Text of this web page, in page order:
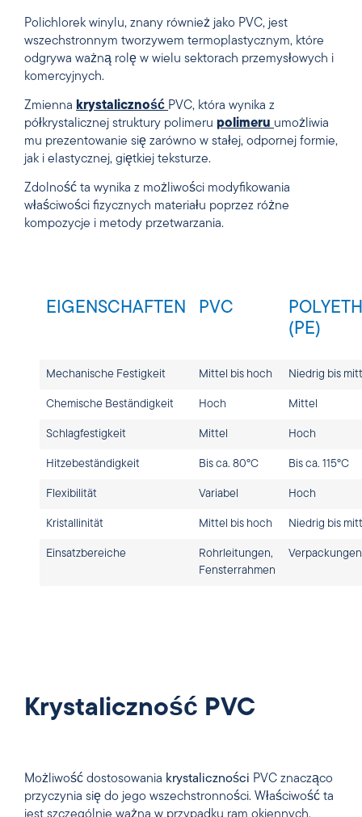
Polichlorek winylu, znany również jako PVC, jest
wszechstronnym tworzywem termoplastycznym, które
odgrywa ważną rolę w wielu sektorach przemysłowych i
komercyjnych.
Zmienna krystaliczność PVC, która wynika z
półkrystalicznej struktury polimeru polimeru umożliwia
mu prezentowanie się zarówno w stałej, odpornej formie,
jak i elastycznej, giętkiej teksturze.
Zdolność ta wynika z możliwości modyfikowania
właściwości fizycznych materiału poprzez różne
kompozycje i metody przetwarzania.
EIGENSCHAFTEN PVC
(PE)
Mechanische Festigkeit Mittel bis hoch Niedrig bis
Chemische Beständigkeit Hoch Mittel
Schlagfestigkeit Mittel Hoch
Hitzebeständigkeit Bis ca. 80°C Bis ca. 115°C
Flexibilität Variabel Hoch
Kristallinität Mittel bis hoch Niedrig bis
Einsatzbereiche
Rohrleitungen,
Fensterrahmen
Krystaliczność PVC
Możliwość dostosowania krystaliczności PVC znacząco
przyczynia się do jego wszechstronności. Właściwość ta
jest szczególnie ważna w przypadku ram okiennych.